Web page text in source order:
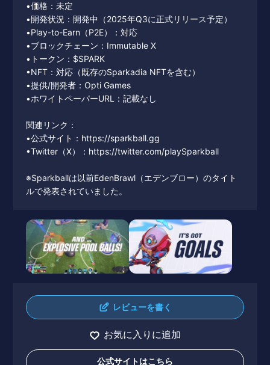
•価格：未定
•開発状況：開発中（2025年Q3に正式リリース予定）
•Play-to-Earn（P2E）：対応
•ブロックチェーン：Immutable X
•トークン：$SPARK
•NFT：対応（既存のSparkadia NFTを含む）
•提供/開発者：Opti Games
•ホワイトペーパーURL：記載なし
関連リンク：
•公式サイト：https://sparkball.gg
•Twitter（X）：https://twitter.com/playSparkball
※Sparkballは以前EdenBrawl（エデンブロー）のタイト
ルで発表されていました。
レビューを書く
お気に入りに追加
公式サイトはこちら